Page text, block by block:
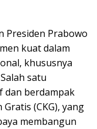
Presiden Prabowo
kuat dalam
khususnya
satu
dan berdampak
(CKG), yang
membangun